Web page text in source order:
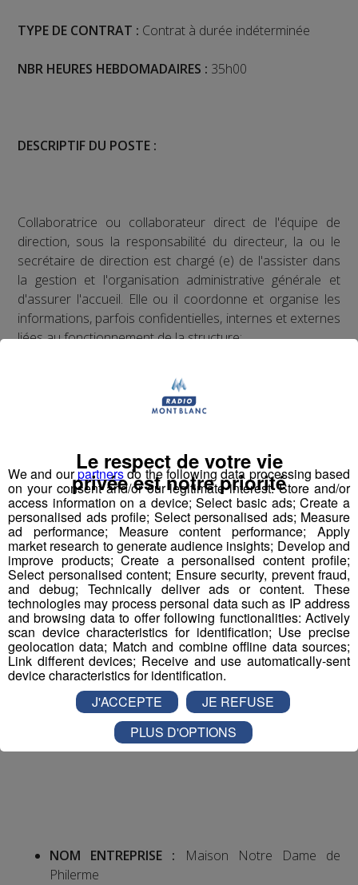
TYPE DE CONTRAT : Contrat à durée indéterminée
NBR HEURES HEBDOMADAIRES : 35h00
DESCRIPTIF DU POSTE :
Collaboratrice ou collaborateur direct de l'équipe de
direction, sous la responsabilité du directeur, la ou le
secrétaire de direction est chargé (e) de l'assister dans
la gestion et l'organisation administrative générale et
d'assurer l'accueil. Elle ou il coordonne et organise les
informations, parfois confidentielles, internes et externes
liées au fonctionnement de la structure;
Accueil et orientation des personnes
Animation des relations institutionnelles, et des relations
Frappe de rapports, comptes rendus, notes, courriers
Participation à la réalisation et au suivi de tableaux de
bord
Dynamique, organisé (e) et rigoureux
Maitrise des logiciels Word, Excel, Outlook
Profil Bac + 2 (Gestion PME/PMI)
Bonne expression orale, écrite et dispose de capacité
d'écoute
Date de clôture de candidatures le 13/08/2016
NUMERO OFFRE POLE EMPLOI : 042TYSJ
NOM ENTREPRISE : Maison Notre Dame de
Philerme
We and ourpartnersdo the following data processing based
on your consent and/or our legitimate interest: Store and/or
access information on a device; Select basic ads; Create a
personalised ads profile; Select personalised ads; Measure
ad performance; Measure content performance; Apply
market research to generate audience insights; Develop and
improve products; Create a personalised content profile;
Select personalised content; Ensure security, prevent fraud,
and debug; Technically deliver ads or content. These
technologies may process personal data such as IP address
and browsing data to offer following functionalities: Actively
scan device characteristics for identification; Use precise
geolocation data; Match and combine offline data sources;
Link different devices; Receive and use automatically-sent
device characteristics for identification.
Le respect de votre vie
privée est notre priorité
J'ACCEPTE
JE REFUSE
PLUS D'OPTIONS